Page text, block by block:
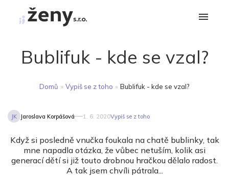
Bublifuk - kde se vzal?
Domů » Vypiš se z toho » Bublifuk - kde se vzal?
JK Jaroslava Korpášová 1. 6. 2020Vypiš se z toho
Když si posledně vnučka foukala na chatě bublinky, tak
mne napadla otázka, že vůbec netuším, kolik asi
generací dětí si již touto drobnou hračkou dělalo radost.
A tak jsem chvíli pátrala...